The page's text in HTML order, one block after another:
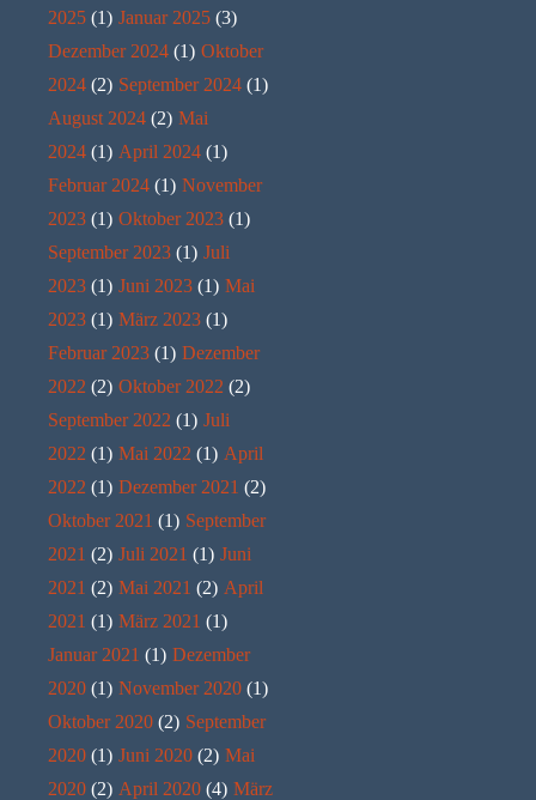
2025 (1) Januar 2025 (3)
Dezember 2024 (1) Oktober
2024 (2) September 2024 (1)
August 2024 (2) Mai
2024 (1) April 2024 (1)
Februar 2024 (1) November
2023 (1) Oktober 2023 (1)
September 2023 (1) Juli
2023 (1) Juni 2023 (1) Mai
2023 (1) März 2023 (1)
Februar 2023 (1) Dezember
2022 (2) Oktober 2022 (2)
September 2022 (1) Juli
2022 (1) Mai 2022 (1) April
2022 (1) Dezember 2021 (2)
Oktober 2021 (1) September
2021 (2) Juli 2021 (1) Juni
2021 (2) Mai 2021 (2) April
2021 (1) März 2021 (1)
Januar 2021 (1) Dezember
2020 (1) November 2020 (1)
Oktober 2020 (2) September
2020 (1) Juni 2020 (2) Mai
2020 (2) April 2020 (4) März